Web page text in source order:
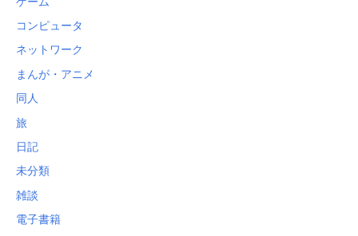
コンピュータ
ネットワーク
まんが・アニメ
同人
旅
日記
未分類
雑談
電子書籍